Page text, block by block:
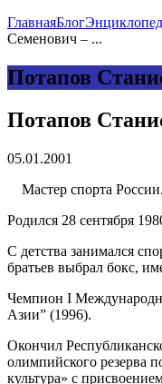
ГлавнаяБлог
Семенович – ...
Потапов
Потапов
05.01.2001
Мастер спорта России.
Родился 28 сентября
С детства занимался
братьев выбрал бокс,
Чемпион I
Азии” (1996).
Окончил
олимпийского резерва
культура» с